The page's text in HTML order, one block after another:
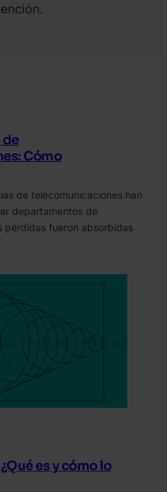
de
Cómo
de telecomunicaciones han
departamentos de
pérdidas fueron absorbidas
es y cómo lo